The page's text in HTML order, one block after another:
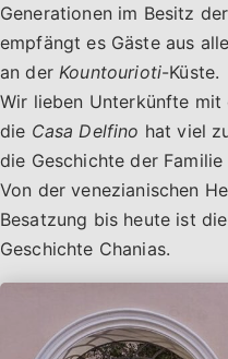
Generationen im Besitz
empfängt es Gäste aus
an der Kountourioti-Küste.
Wir lieben Unterkünfte mit
die Casa Delfino hat viel
die Geschichte der
Von der venezianischen
Besatzung bis heute ist
Geschichte Chanias.